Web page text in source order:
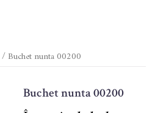
/ Buchet nunta 00200
Buchet nunta 00200